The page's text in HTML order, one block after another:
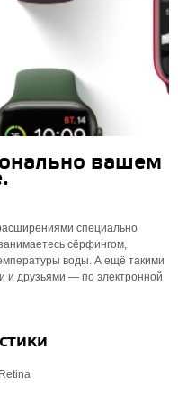
вашем
специально
сёрфингом,
воды. А ещё такими
и друзьями — по электронной